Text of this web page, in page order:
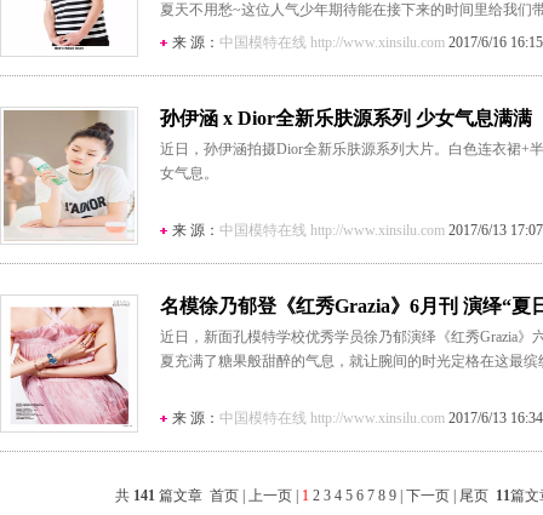
夏天不用愁~这位人气少年期待能在接下来的时间里给我们
来 源： 中国模特在线 http://www.xinsilu.com 2017/6/16
孙伊涵 x Dior全新乐肤源系列 少女气息满满
近日，孙伊涵拍摄Dior全新乐肤源系列大片。白色连衣裙+
女气息。
来 源： 中国模特在线 http://www.xinsilu.com 2017/6/13
名模徐乃郁登《红秀Grazia》6月刊 演绎“夏
近日，新面孔模特学校优秀学员徐乃郁演绎《红秀Grazia
夏充满了糖果般甜醉的气息，就让腕间的时光定格在这最
来 源： 中国模特在线 http://www.xinsilu.com 2017/6/13
共 141 篇文章 首页 | 上一页 | 1 2 3 4 5 6 7 8 9| 下一页| 尾页 11篇文